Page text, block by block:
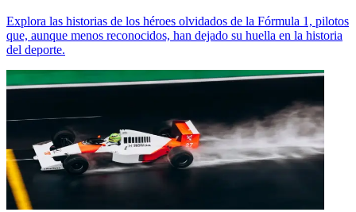
Explora las historias de los héroes olvidados de la Fórmula 1, pilotos
que, aunque menos reconocidos, han dejado su huella en la historia
del deporte.